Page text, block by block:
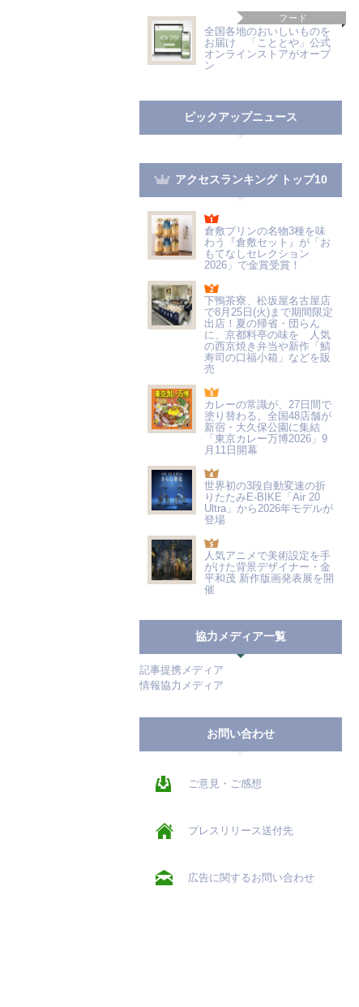
フード
全国各地のおいしいものを
お届け 「こととや」公式
オンラインストアがオープ
ン
ピックアップニュース
アクセスランキング トップ10
倉敷プリンの名物3種を味
わう『倉敷セット』が「お
もてなしセレクション
2026」で金賞受賞！
下鴨茶寮、松坂屋名古屋店
で8月25日(火)まで期間限定
出店！夏の帰省・団らん
に、京都料亭の味を 人気
の西京焼き弁当や新作「鯖
寿司の口福小箱」などを販
売
カレーの常識が、27日間で
塗り替わる。全国48店舗が
新宿・大久保公園に集結
「東京カレー万博2026」9
月11日開幕
世界初の3段自動変速の折
りたたみE-BIKE「Air 20
Ultra」から2026年モデルが
登場
人気アニメで美術設定を手
がけた背景デザイナー・金
平和茂 新作版画発表展を開
催
協力メディア一覧
記事提携メディア
情報協力メディア
お問い合わせ
ご意見・ご感想
プレスリリース送付先
広告に関するお問い合わせ